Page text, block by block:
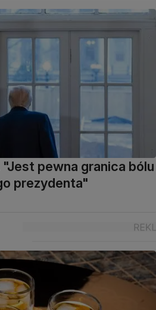
"Jest pewna granica bólu
prezydenta"